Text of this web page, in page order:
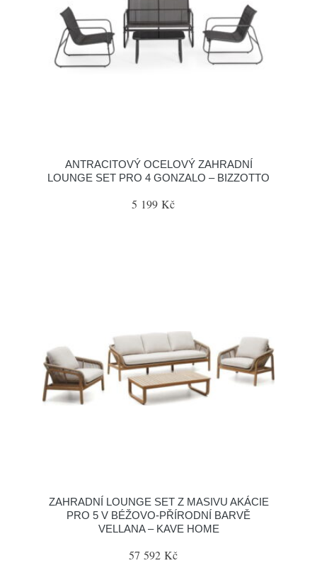
ANTRACITOVÝ OCELOVÝ ZAHRADNÍ
LOUNGE SET PRO 4 GONZALO – BIZZOTTO
5 199 Kč
ZAHRADNÍ LOUNGE SET Z MASIVU AKÁCIE
PRO 5 V BÉŽOVO-PŘÍRODNÍ BARVĚ
VELLANA – KAVE HOME
57 592 Kč